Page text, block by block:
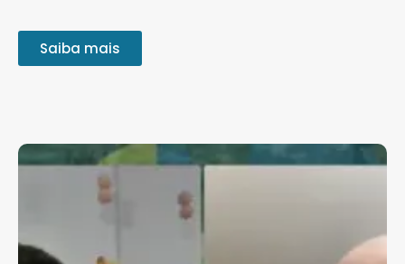
Saiba mais